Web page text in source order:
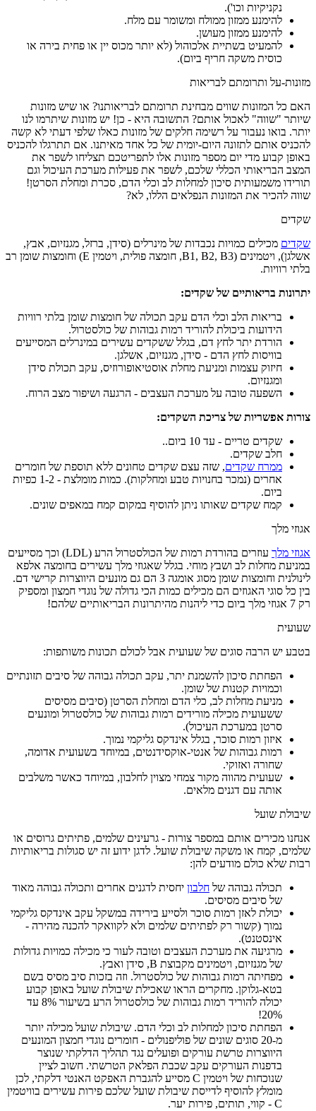
נקניקיות וכו').
להימנע ממזון ממולח ומשומר עם מלח.
להימנע ממזון מעושן.
להמעיט בשתיית אלכוהול (לא יותר מכוס יין או פחית בירה או
כוסית משקה חריף ביום).
מזונות-על ותרומתם לבריאות
האם כל המזונות שווים מבחינת תרומתם לבריאותנו? או שיש מזונות
שיותר "שווה" לאכול אותם? התשובה היא - כן! יש מזונות שיתרמו לנו
יותר. בואו נעבור על רשימה חלקים של מזונות כאלו שלפי דעתי לא קשה
להכניס אותם לתזונה היום-יומית של כל אחד מאיתנו. אם תתרגלו להכניס
באופן קבוע מדי יום מספר מזונות אלו לתפריטכם תצליחו לשפר את
המצב הבריאותי הכללי שלכם, לשפר את פעילות מערכת העיכול וגם
תורידו משמעותית סיכון למחלות לב וכלי הדם, סכרת ומחלת הסרטן!
שווה להכיר את המזונות הנפלאים הללו, לא?
שקדים
שקדים מכילים כמויות נכבדות של מינרלים (סידן, ברזל, מגנזיום, אבץ,
אשלגן), ויטמינים (B1, B2, B3, חומצה פולית, ויטמין E) וחומצות שומן רב
בלתי רוויות.
יתרונות בריאותיים של שקדים:
בריאות הלב וכלי הדם עקב תכולה של חומצות שומן בלתי רוויות
הידועות ביכולת להוריד רמות גבוהות של כולסטרול.
הורדת יתר לחץ דם, בגלל ששקדים עשירים במינרלים המסייעים
בוויסות לחץ הדם - סידן, מגנזיום, אשלגן.
חיזוק עצמות ומניעת מחלת אוסטיאופורוזיס, עקב תכולת סידן
ומגנזיום.
השפעה טובה על מערכת העצבים - הרגעה ושיפור מצב הרוח.
צורות אפשריות של צריכת השקדים:
שקדים טריים - עד 10 ביום..
חלב שקדים.
ממרח שקדים, שזה עצם שקדים טחונים ללא תוספת של חומרים
אחרים (נמכר בחנויות טבע ומחלקות). כמות מומלצת - 1-2 כפיות
ביום.
קמח שקדים שאותו ניתן להוסיף במקום קמח במאפים שונים.
אגוזי מלך
אגוזי מלך
עוזרים בהורדת רמות של הכולסטרול הרע (LDL) וכך מסייעים
במניעת מחלות לב ושבץ מוחי. בגלל שאגוזי מלך עשירים בחומצה אלפא
לינולנית וחומצות שומן מסוג אומגה 3 הם גם מונעים היווצרות קרישי דם.
בין כל סוגי האגוזים הם מכילים כמות הכי גדולה של נוגדי חמצון ומספיק
רק 7 אגוזי מלך ביום כדי ליהנות מהיתרונות הבריאותיים שלהם!
שעועית
בטבע יש הרבה סוגים של שעועית אבל לכולם תכונות משותפות:
הפחתת סיכון להשמנת יתר, עקב תכולה גבוהה של סיבים תזונתיים
וכמויות קטנות של שומן.
מניעת מחלות לב, כלי הדם ומחלת הסרטן (סיבים מסיסים
ששעועית מכילה מורידים רמות גבוהות של כולסטרול ומונעים
סרטן במערכת העיכול).
איזון רמות סוכר, בגלל אינדקס גליקמי נמוך.
רמות גבוהות של אנטי-אוקסידנטים, במיוחד בשעועית אדומה,
שחורה ואזוקי.
שעועית מהווה מקור צמחי מצוין לחלבון, במיוחד כאשר משלבים
אותה עם דגנים מלאים.
שיבולת שועל
אנחנו מכירים אותם במספר צורות - גרעינים שלמים, פתיתים גרוסים או
שלמים, קמח או משקה שיבולת שועל. לדגן ידוע זה יש סגולות בריאותיות
רבות שלא כולם מודעים להן:
תכולה גבוהה של חלבון יחסית לדגנים אחרים ותכולה גבוהה מאוד
של סיבים מסיסים.
יכולת לאזן רמות סוכר ולסייע בירידה במשקל עקב אינדקס גליקמי
נמוך (קשור רק לפתיתים שלמים ולא לקוואקר להכנה מהירה -
אינסטנט).
מרגיעה את מערכת העצבים וטובה לעור כי מכילה כמויות גדולות
של מגנזיום, ויטמינים מקבוצת B, סידן ואבץ.
מפחיתה רמות גבוהות של כולסטרול. וזה בזכות סיב מסיס בשם
בטא-גלוקן. מחקרים הראו שאכילת שיבולת שועל באופן קבוע
יכולה להוריד רמות גבוהות של כולסטרול הרע בשיעור 8% עד
20%!
הפחתת סיכון למחלות לב וכלי הדם. שיבולת שועל מכילה יותר
מ-20 סוגים שונים של פוליפנולים - חומרים נוגדי חמצון המונעים
היווצרות טרשת עורקים ופועלים נגד תהליך הדלקתי שנוצר
בדפנות העורקים עקב שכבת הפלאק הטרשתי. חשוב לציין
שנוכחות של ויטמין C מסייע להגברת האפקט האנטי דלקתי, לכן
מומלץ להוסיף לדייסת שיבולת שועל שלכם פירות עשירים בוויטמין
C - קווי, תותים, פירות יער.